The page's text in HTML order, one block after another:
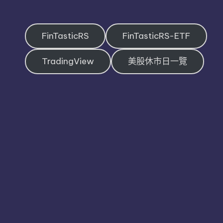
FinTasticRS FinTasticRS-ETF
TradingView 美股休市日一覽